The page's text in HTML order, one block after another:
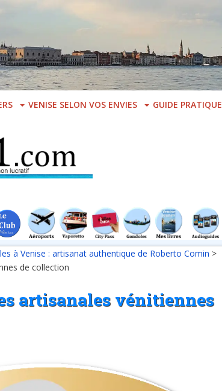
VENISE SELON VOS ENVIES GUIDE PRATIQUE
à Venise : artisanat authentique de Roberto Comin >
de collection
artisanales vénitiennes